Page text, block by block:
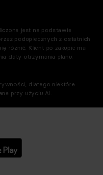
jest na podstawie
podopiecznych z ostatnich
różnić. Klient po zakupie ma
daty otrzymania planu.
dlatego niektóre
przy użyciu AI.